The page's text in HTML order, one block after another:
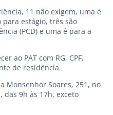
11 não exigem, uma é
para estágio, três são
(PCD) e uma é para a
ao PAT com RG, CPF,
de residência.
Monsenhor Soares, 251, no
das 9h às 17h, exceto